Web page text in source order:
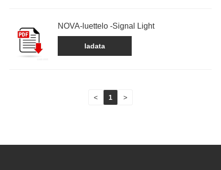
NOVA-luettelo -Signal Light
ladata
< 1 >